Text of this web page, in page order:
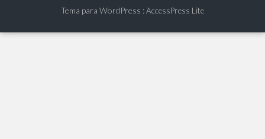
Tema para WordPress :AccessPress Lite